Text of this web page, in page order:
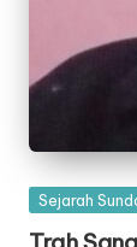
Posted
Sejarah